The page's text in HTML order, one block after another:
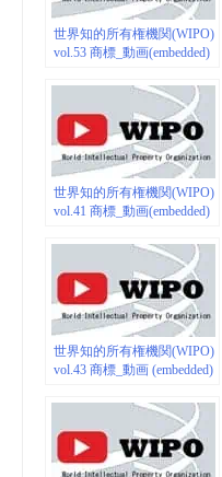
世界知的所有権機関(WIPO)
vol.53 商標_動画(embedded)
世界知的所有権機関(WIPO)
vol.41 商標_動画(embedded)
世界知的所有権機関(WIPO)
vol.43 商標_動画 (embedded)